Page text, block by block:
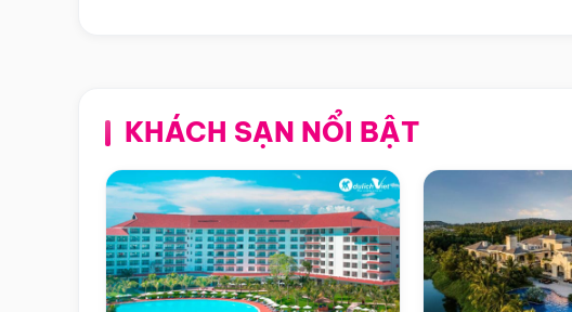
KHÁCH SẠN NỔI BẬT